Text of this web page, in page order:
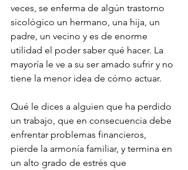
veces, se enferma de algún trastorno
sicológico un hermano, una hija, un
padre, un vecino y es de enorme
utilidad el poder saber qué hacer. La
mayoría le ve a su ser amado sufrir y no
tiene la menor idea de cómo actuar.
Qué le dices a alguien que ha perdido
un trabajo, que en consecuencia debe
enfrentar problemas financieros,
pierde la armonía familiar, y termina en
un alto grado de estrés que